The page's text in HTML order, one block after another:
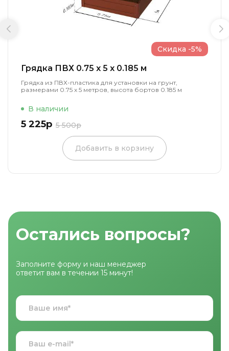
Грядка ПВХ 0.75 x 5 x 0.185 м
Грядка из ПВХ-пластика для установки на грунт,
размерами 0.75 х 5 метров, высота бортов 0.185 м
В наличии
5 225р 5 500р
Скидка -5%
Добавить в корзину
Остались вопросы?
Заполните форму и наш менеджер
ответит вам в течении 15 минут!